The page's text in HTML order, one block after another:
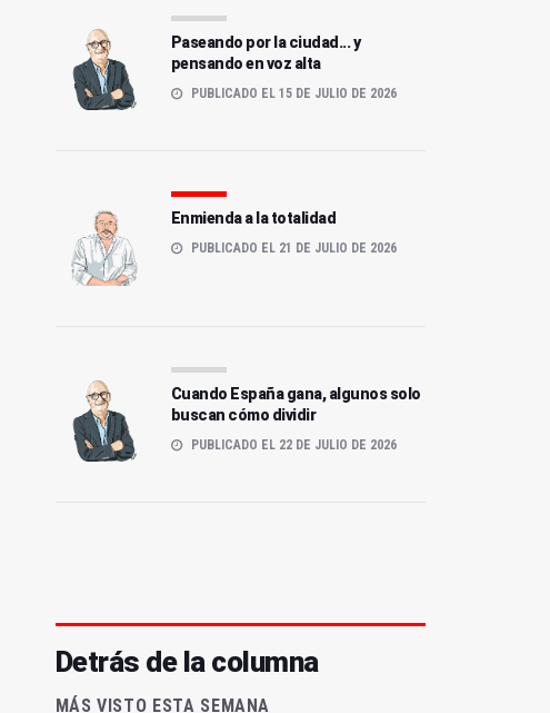
Paseando por la ciudad... y
pensando en voz alta
PUBLICADO EL 15 DE JULIO DE 2026
Enmienda a la totalidad
PUBLICADO EL 21 DE JULIO DE 2026
Cuando España gana, algunos solo
buscan cómo dividir
PUBLICADO EL 22 DE JULIO DE 2026
Detrás de la columna
MÁS VISTO ESTA SEMANA